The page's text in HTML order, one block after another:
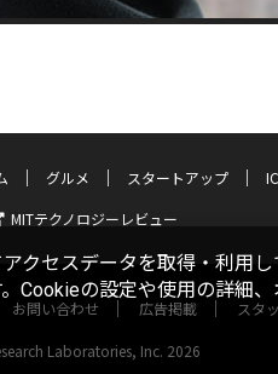
グルメ スタートアップ
MITテクノロジーレビュー
お問い合わせ 広告掲載 スタ
Laboratories, Inc. 2026
クセスデータを取得・利用
Cookieの設定や使用の詳細